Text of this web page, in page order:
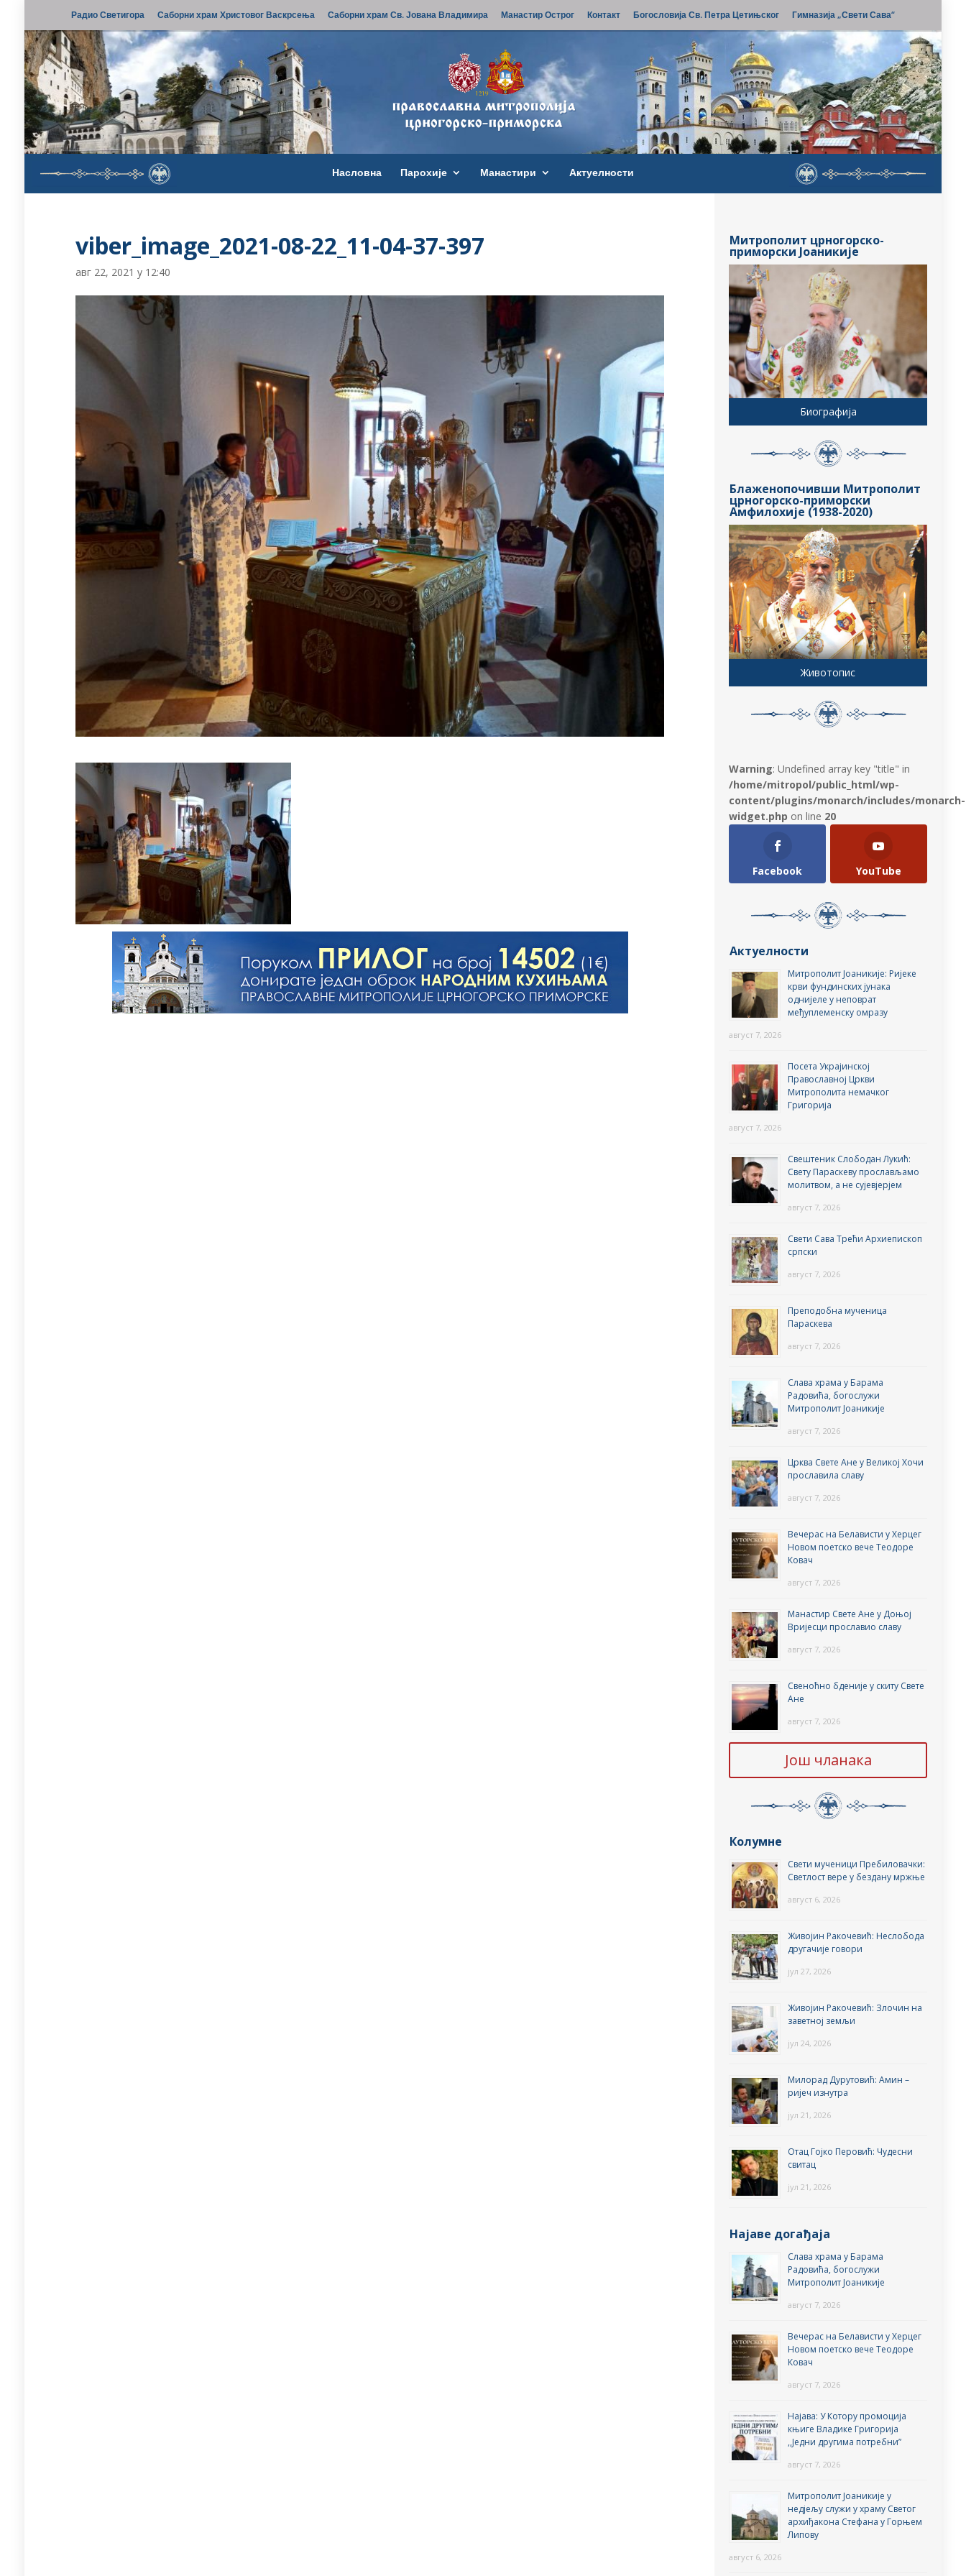
Радио Светигора Саборни храм Христовог Васкрсења Саборни храм Св. Јована Владимира Манастир Острог Контакт Богословија Св. Петра Цетињског Гимназија „Свети Сава“
Насловна Парохије Манастири Актуелности
viber_image_2021-08-22_11-04-37-397
авг 22, 2021 у 12:40
Митрополит црногорско-
приморски Јоаникије
Биографија
Блаженопочивши Митрополит
црногорско-приморски
Амфилохије (1938-2020)
Животопис
Warning: Undefined array key "title" in
/home/mitropol/public_html/wp-
content/plugins/monarch/includes/monarch-
widget.php on line 20
Facebook YouTube
Актуелности
Митрополит Јоаникије: Ријеке
крви фундинских јунака
однијеле у неповрат
међуплеменску омразу
август 7, 2026
Посета Украјинској
Православној Цркви
Митрополита немачког
Григорија
август 7, 2026
Свештеник Слободан Лукић:
Свету Параскеву прослављамо
молитвом, а не сујевјерјем
август 7, 2026
Свети Сава Трећи Архиепископ
српски
август 7, 2026
Преподобна мученица
Параскева
август 7, 2026
Слава храма у Барама
Радовића, богослужи
Митрополит Јоаникије
август 7, 2026
Црква Свете Ане у Великој Хочи
прославила славу
август 7, 2026
Вечерас на Белависти у Херцег
Новом поетско вече Теодоре
Ковач
август 7, 2026
Манастир Свете Ане у Доњој
Вријесци прославио славу
август 7, 2026
Свеноћно бденије у скиту Свете
Ане
август 7, 2026
Још чланака
Колумне
Свети мученици Пребиловачки:
Светлост вере у бездану мржње
август 6, 2026
Живојин Ракочевић: Неслобода
другачије говори
јул 27, 2026
Живојин Ракочевић: Злочин на
заветној земљи
јул 24, 2026
Милорад Дурутовић: Амин –
ријеч изнутра
јул 21, 2026
Отац Гојко Перовић: Чудесни
свитац
јул 21, 2026
Најаве догађаја
Слава храма у Барама
Радовића, богослужи
Митрополит Јоаникије
август 7, 2026
Вечерас на Белависти у Херцег
Новом поетско вече Теодоре
Ковач
август 7, 2026
Најава: У Котору промоција
књиге Владике Григорија
,,Једни другима потребни”
август 7, 2026
Митрополит Јоаникије у
недјељу служи у храму Светог
архиђакона Стефана у Горњем
Липову
август 6, 2026